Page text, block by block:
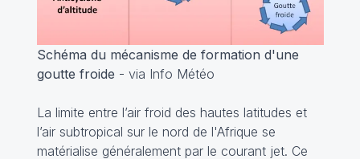
Schéma du mécanisme de formation d'une
goutte froide - via Info Météo
La limite entre l’air froid des hautes latitudes et
l’air subtropical sur le nord de l'Afrique se
matérialise généralement par le courant jet. Ce